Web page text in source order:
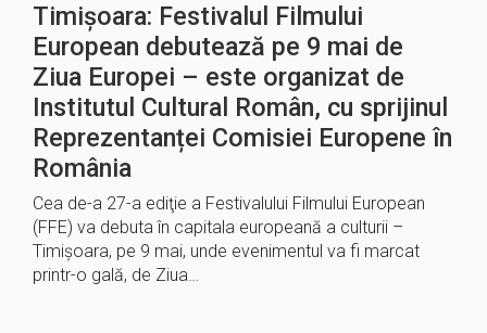
Timișoara: Festivalul Filmului
European debutează pe 9 mai de
Ziua Europei – este organizat de
Institutul Cultural Român, cu sprijinul
Reprezentanței Comisiei Europene în
România
Cea de-a 27-a ediţie a Festivalului Filmului European
(FFE) va debuta în capitala europeană a culturii –
Timişoara, pe 9 mai, unde evenimentul va fi marcat
printr-o gală, de Ziua…